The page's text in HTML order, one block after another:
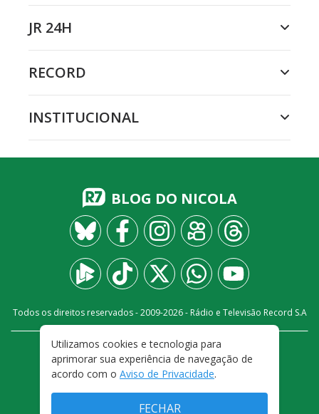
JR 24H
RECORD
INSTITUCIONAL
BLOG DO NICOLA
Todos os direitos reservados - 2009-2026- Rádio e Televisão Record S.A
FALE CONOSCO
PRIVACIDADE
TERMOS E CONDIÇÕES DE USO
Utilizamos cookies e tecnologia para
aprimorar sua experiência de navegação de
acordo com o Aviso de Privacidade.
FECHAR